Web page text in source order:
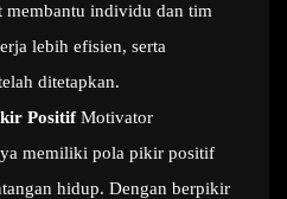
membantu individu dan tim
lebih efisien, serta
ditetapkan.
PositifMotivator
memiliki pola pikir positif
hidup. Dengan berpikir